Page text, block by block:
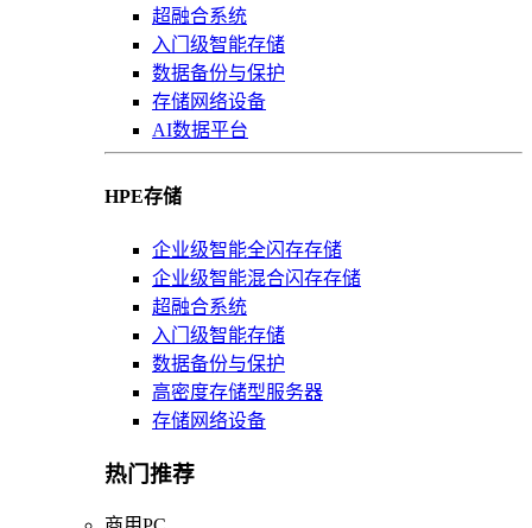
超融合系统
入门级智能存储
数据备份与保护
存储网络设备
AI数据平台
HPE存储
企业级智能全闪存存储
企业级智能混合闪存存储
超融合系统
入门级智能存储
数据备份与保护
高密度存储型服务器
存储网络设备
热门推荐